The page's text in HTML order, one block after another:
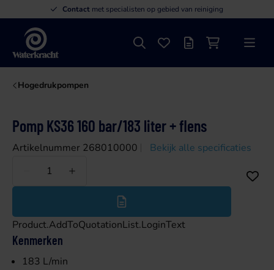
Contact met specialisten op gebied van reiniging
Waterkracht
ZoekenFavorieten
OffertelijstWinkelwagen
Menu
Hogedrukpompen
Pomp KS36 160 bar/183 liter + flens
Artikelnummer 268010000 Bekijk alle specificaties
Minder
Product.AddToQuotationList.LoginText
Kenmerken
183 L/min